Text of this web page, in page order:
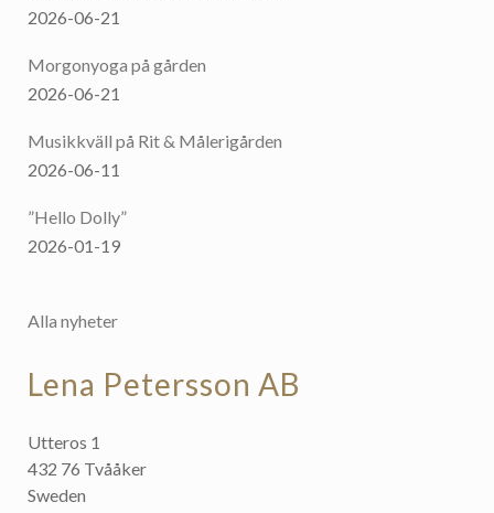
2026-06-21
Morgonyoga på gården
2026-06-21
Musikkväll på Rit & Målerigården
2026-06-11
”Hello Dolly”
2026-01-19
Alla nyheter
Lena Petersson AB
Utteros 1
432 76 Tvååker
Sweden